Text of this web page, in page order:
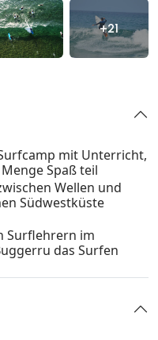
+21
mit Unterricht,
Spaß teil
Wellen und
Südwestküste
Surflehrern im
das Surfen